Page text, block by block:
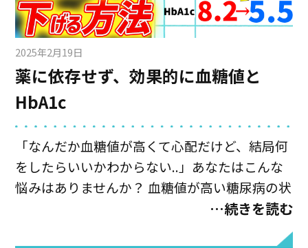
て、こんなコレステロールの怖いリスクの話を
すると、こういう人もとっても多いんです。
「でもコレステロールの薬って、飲み始めたら
一生飲まなきゃいけないないんでしょう？」 い
え、そんなことはありません。 あなたの普段の
生活の心がけ次第で、自分の手でコレステロー
す。 今回は薬に依存せず、自分でコレステロー
ルを下げる方法について紹介していきます。
2025年2月19日
薬に依存せず、効果的に血糖値と
HbA1c
「なんだか血糖値が高くて心配だけど、結局何
をしたらいいかわからない..」あなたはこんな
悩みはありませんか？ 血糖値が高い糖尿病の状
態が続くと、血管や神経を痛めつけ、感覚がな
…続きを読む